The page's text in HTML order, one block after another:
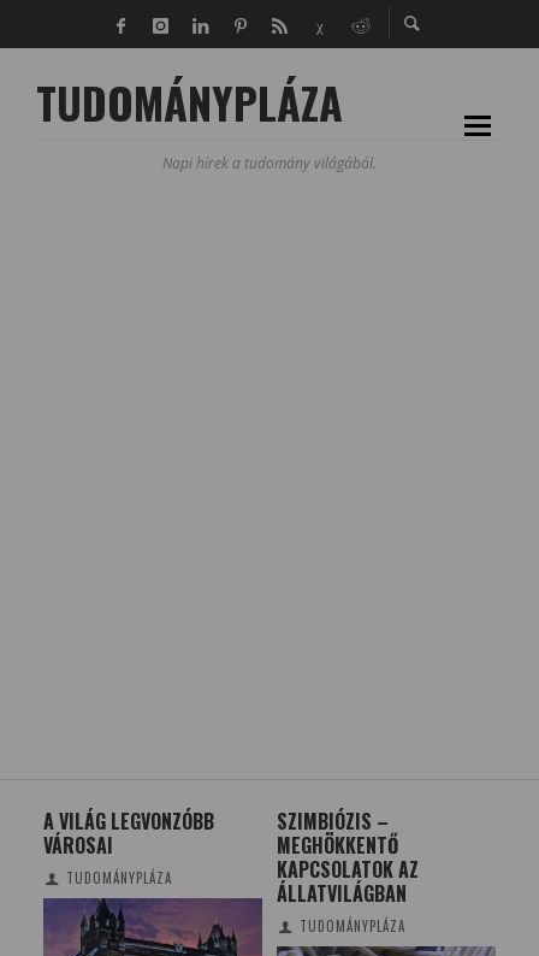
TUDOMÁNYPLÁZA
Napi hírek a tudomány világából.
A VILÁG LEGVONZÓBB
VÁROSAI
TUDOMÁNYPLÁZA
SZIMBIÓZIS –
MEGHÖKKENTŐ
KAPCSOLATOK AZ
ÁLLATVILÁGBAN
TUDOMÁNYPLÁZA